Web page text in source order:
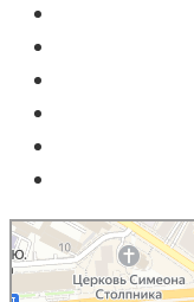
Москва
Улица Арбат, 1 — Яндекс Карты